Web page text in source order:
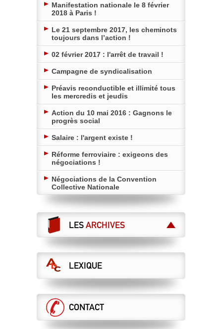
Manifestation nationale le 8 février
2018 à Paris !
Le 21 septembre 2017, les cheminots
toujours dans l’action !
02 février 2017 : l'arrêt de travail !
Campagne de syndicalisation
Préavis reconductible et illimité tous
les mercredis et jeudis
Action du 10 mai 2016 : Gagnons le
progrès social
Salaire : l'argent existe !
Réforme ferroviaire : exigeons des
négociations !
Négociations de la Convention
Collective Nationale
LESARCHIVES
LEXIQUE
CONTACT